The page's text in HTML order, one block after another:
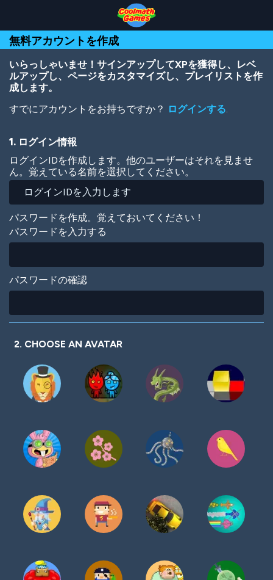
Top
of
Page
Navigation
Main
Content
Footer
ン
コ
ン
移
無料アカウントを作成
いらっしゃいませ！サインアップしてXPを獲得し、レベ
ルアップし、ページをカスタマイズし、プレイリストを作
成します。
すでにアカウントをお持ちですか？ ログインする.
1. ログイン情報
ログインIDを作成します。他のユーザーはそれを見ませ
ん。覚えている名前を選択してください。
パスワードを作成。覚えておいてください！
パスワードを入力する
パスワードの確認
2. CHOOSE AN AVATAR